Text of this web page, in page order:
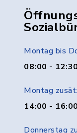
Montag bis
08:00 -
Montag
14:00 -
Donnerstag